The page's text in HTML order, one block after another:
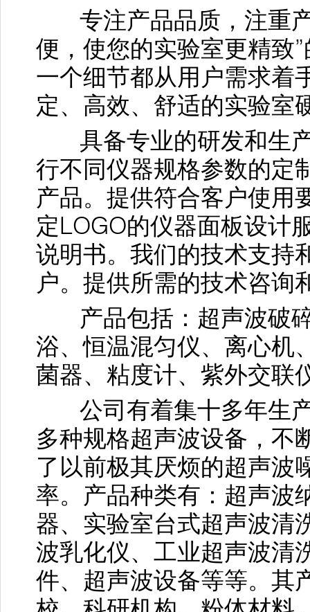
专注产品品质，注重产
便，使您的实验室更精致
一个细节都从用户需求着
定、高效、舒适的实验室
具备专业的研发和生产
行不同仪器规格参数的定
产品。提供符合客户使用
定LOGO的仪器面板设计
说明书。我们的技术支持
户。提供所需的技术咨询
产品包括：超声波破
浴、恒温混匀仪、离心机
菌器、粘度计、紫外交联
公司有着集十多年生产
多种规格超声波设备，不
了以前极其厌烦的超声波
率。产品种类有：超声波
器、实验室台式超声波清
波乳化仪、工业超声波清
件、超声波设备等等。其